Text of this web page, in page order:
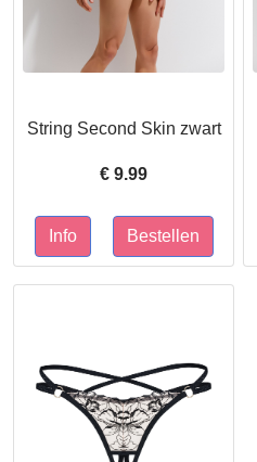
String Second Skin zwart
€ 9.99